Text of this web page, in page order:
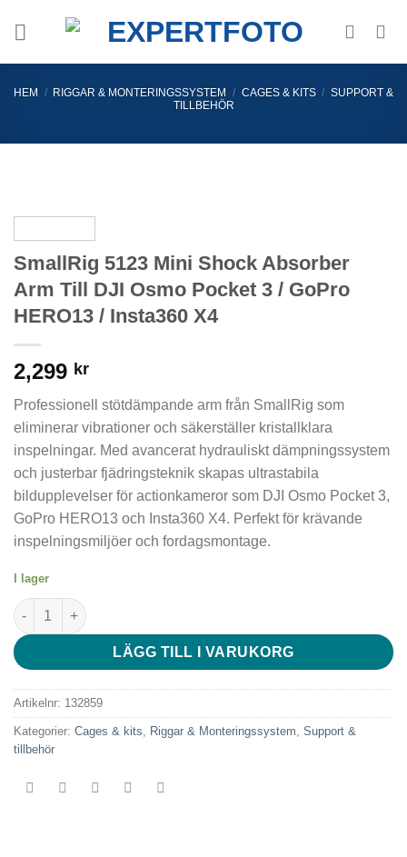
HEM / RIGGAR & MONTERINGSSYSTEM / CAGES & KITS / SUPPORT &
TILLBEHÖR
SmallRig 5123 Mini Shock Absorber
Arm Till DJI Osmo Pocket 3 / GoPro
HERO13 / Insta360 X4
2,299 kr
Professionell stötdämpande arm från SmallRig som
eliminerar vibrationer och säkerställer kristallklara
inspelningar. Med avancerat hydrauliskt dämpningssystem
och justerbar fjädringsteknik skapas ultrastabila
bildupplevelser för actionkameror som DJI Osmo Pocket 3,
GoPro HERO13 och Insta360 X4. Perfekt för krävande
inspelningsmiljöer och fordagsmontage.
I lager
SmallRig 5123 Mini Shock Absorber Arm Till DJI Osmo Pocket
LÄGG TILL I VARUKORG
Artikelnr: 132859
Kategorier: Cages & kits Riggar & Monteringssystem Support &
tillbehör